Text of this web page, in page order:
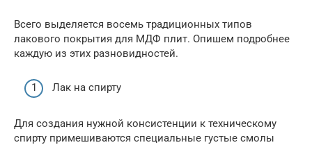
Всего выделяется восемь традиционных типов
лакового покрытия для МДФ плит. Опишем подробнее
каждую из этих разновидностей.
Лак на спирту
Для создания нужной консистенции к техническому
спирту примешиваются специальные густые смолы